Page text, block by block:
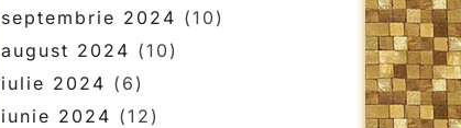
septembrie 2024 (10)
august 2024 (10)
iulie 2024 (6)
iunie 2024 (12)